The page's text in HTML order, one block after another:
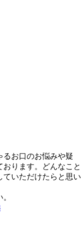
るお口のお悩みや疑
ります。どんなこと
ていただけたらと思い